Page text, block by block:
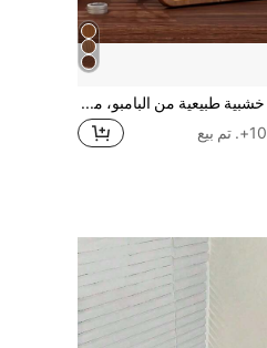
مرآة مكتبية خشبية طبيعية من البامبو، مرآة تجميل خشبية عتيقة، مرآة مكتبية مستطيلة، مناسبة لغرفة المعيشة والنوم والمدخل وغيرها من ديكورات المنزل، ديكور غرفة الدراسة، لوازم الدراسة
10+. تم بيع